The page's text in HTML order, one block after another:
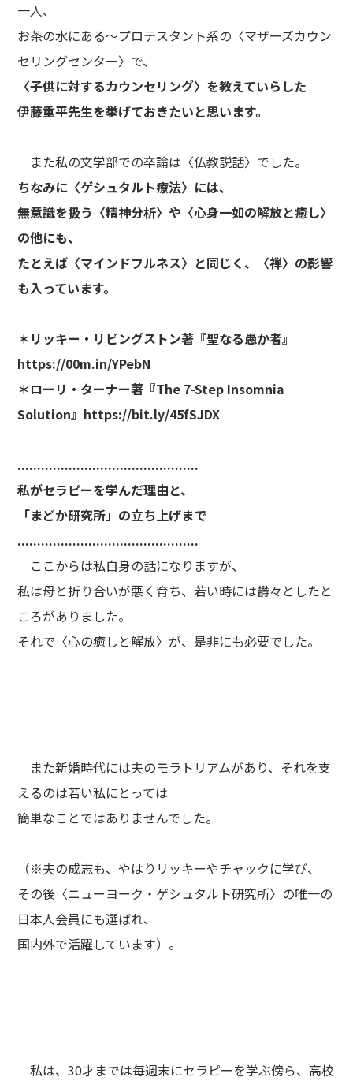
一人、
お茶の水にある～プロテスタント系の〈マザーズカウン
セリングセンター〉で、
〈子供に対するカウンセリング〉を教えていらした
伊藤重平先生を挙げておきたいと思います。
また私の文学部での卒論は〈仏教説話〉でした。
ちなみに〈ゲシュタルト療法〉には、
無意識を扱う〈精神分析〉や〈心身一如の解放と癒し〉
の他にも、
たとえば〈マインドフルネス〉と同じく、〈禅〉の影響
も入っています。
＊リッキー・リビングストン著『聖なる愚か者』
https://00m.in/YPebN
＊ローリ・ターナー著『The 7-Step Insomnia
Solution』 https://bit.ly/45fSJDX
..............................................
私がセラピーを学んだ理由と、
「まどか研究所」の立ち上げまで
..............................................
ここからは私自身の話になりますが、
私は母と折り合いが悪く育ち、若い時には欝々としたと
ころがありました。
それで〈心の癒しと解放〉が、是非にも必要でした。
また新婚時代には夫のモラトリアムがあり、それを支
えるのは若い私にとっては
簡単なことではありませんでした。
（※夫の成志も、やはりリッキーやチャックに学び、
その後〈ニューヨーク・ゲシュタルト研究所〉の唯一の
日本人会員にも選ばれ、
国内外で活躍しています）。
私は、30才までは毎週末にセラピーを学ぶ傍ら、高校